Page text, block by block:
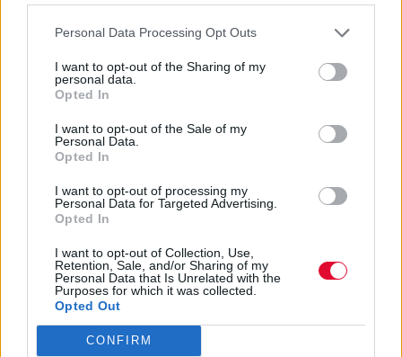
Personal Data Processing Opt Outs
I want to opt-out of the Sharing of my
personal data.
Opted In
I want to opt-out of the Sale of my
Personal Data.
Opted In
I want to opt-out of processing my
Personal Data for Targeted Advertising.
Opted In
I want to opt-out of Collection, Use,
Retention, Sale, and/or Sharing of my
Personal Data that Is Unrelated with the
Purposes for which it was collected.
Opted Out
CONFIRM